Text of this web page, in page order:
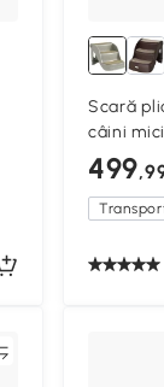
Scară
câini
38 x 38
499